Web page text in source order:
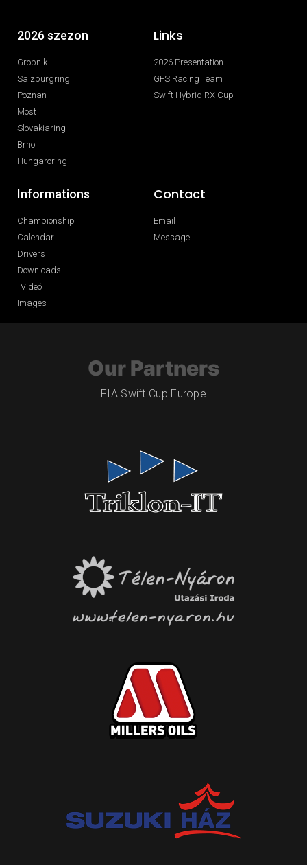
2026 szezon
Grobnik
Salzburgring
Poznan
Most
Slovakiaring
Brno
Hungaroring
Links
2026 Presentation
GFS Racing Team
Swift Hybrid RX Cup
Informations
Championship
Calendar
Drivers
Downloads
Videó
Images
Contact
Email
Message
Our Partners
FIA Swift Cup Europe